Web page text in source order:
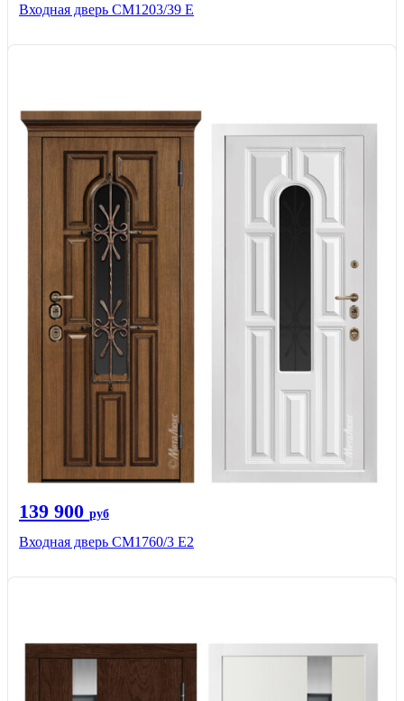
Входная дверь СМ1203/39 E
139 900 руб
Входная дверь CМ1760/3 Е2